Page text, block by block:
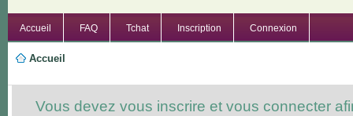
Accueil FAQ Tchat Inscription Connexion
Accueil
Vous devez vous inscrire et vous connecter